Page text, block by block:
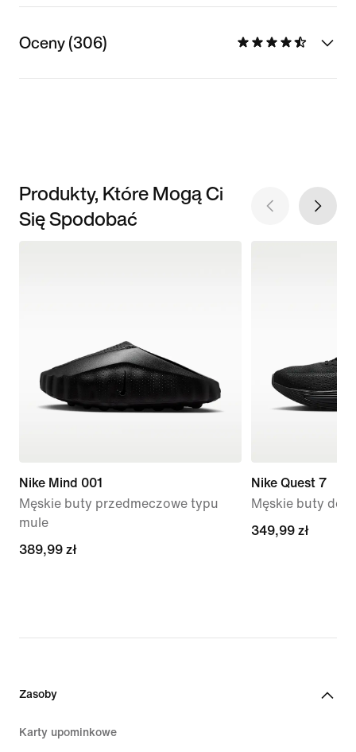
Oceny (306)
Produkty, Które Mogą Ci
Się Spodobać
Nike Mind 001
Męskie buty przedmeczowe typu
mule
389,99 zł
389,99 zł
Nike Quest 7
Męskie buty do
349,99 zł
349,99 zł
Zasoby
Karty upominkowe